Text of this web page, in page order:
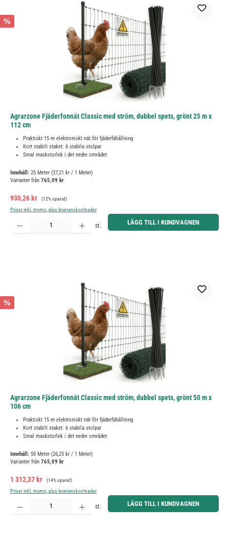
%
Agrarzone Fjäderfonnät Classic med ström, dubbel spets, grönt 25 m x
112 cm
Praktiskt 15 m elektroniskt nät för fjäderfähållning
Kort stabilt staket: 6 stabila stolpar
Smal maskstorlek i det nedre området
Innehåll: 25 Meter (37,21 kr / 1 Meter)
Varianter från 765,09 kr
Försäljningspris:
930,26 kr Ordinarie pris:
(12% sparat)
Priser inkl. moms, plus leveranskostnader
Produktkvantitet: Ange önskat belopp eller använd knapparna för att öka eller minska kvantiteten.
st. LÄGG TILL I KUNDVAGNEN
%
Agrarzone Fjäderfonnät Classic med ström, dubbel spets, grönt 50 m x
106 cm
Praktiskt 15 m elektroniskt nät för fjäderfähållning
Kort stabilt staket: 6 stabila stolpar
Smal maskstorlek i det nedre området
Innehåll: 50 Meter (26,25 kr / 1 Meter)
Varianter från 765,09 kr
Försäljningspris:
1 312,37 kr Ordinarie pris:
(14% sparat)
Priser inkl. moms, plus leveranskostnader
Produktkvantitet: Ange önskat belopp eller använd knapparna för att öka eller minska kvantiteten.
st. LÄGG TILL I KUNDVAGNEN